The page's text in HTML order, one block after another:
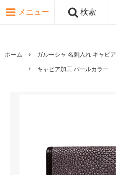
メニュー 検索
ホーム ガルーシャ 名刺入れ キャビア
キャビア加工 パールカラー
ピンク・レッド系
ゴールド・シルバー系
日本伝文様シリーズ